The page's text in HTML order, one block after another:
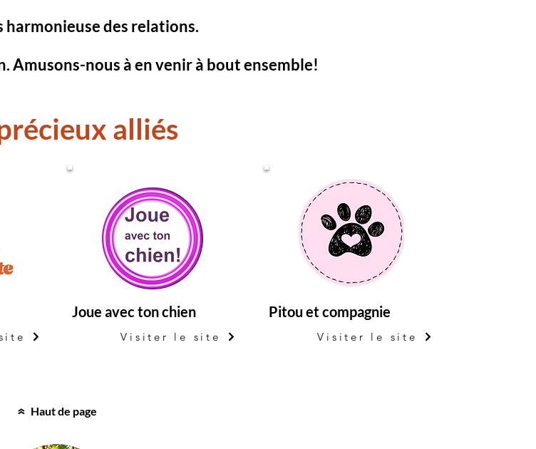
des relations.
Amusons-nous à en venir à bout ensemble!
alliés
Joue avec ton chien
Visiter le site
Pitou et compagnie
Visiter le site
« Haut de page